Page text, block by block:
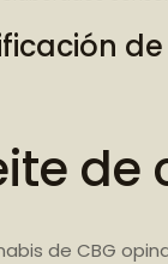
de
de CBG